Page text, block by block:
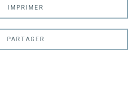
IMPRIMER
PARTAGER